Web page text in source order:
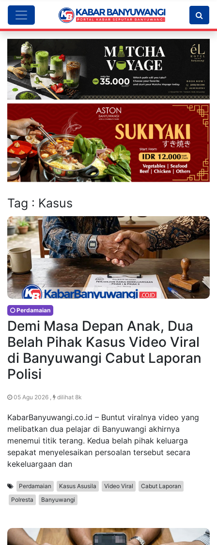
Tag : Kasus
Perdamaian
Demi Masa Depan Anak, Dua
Belah Pihak Kasus Video Viral
di Banyuwangi Cabut Laporan
Polisi
05 Agu 2026 , dilihat 8k
KabarBanyuwangi.co.id – Buntut viralnya video yang
melibatkan dua pelajar di Banyuwangi akhirnya
menemui titik terang. Kedua belah pihak keluarga
sepakat menyelesaikan persoalan tersebut secara
kekeluargaan dan
Perdamaian Kasus Asusila Video Viral
Cabut Laporan
Polresta
Banyuwangi